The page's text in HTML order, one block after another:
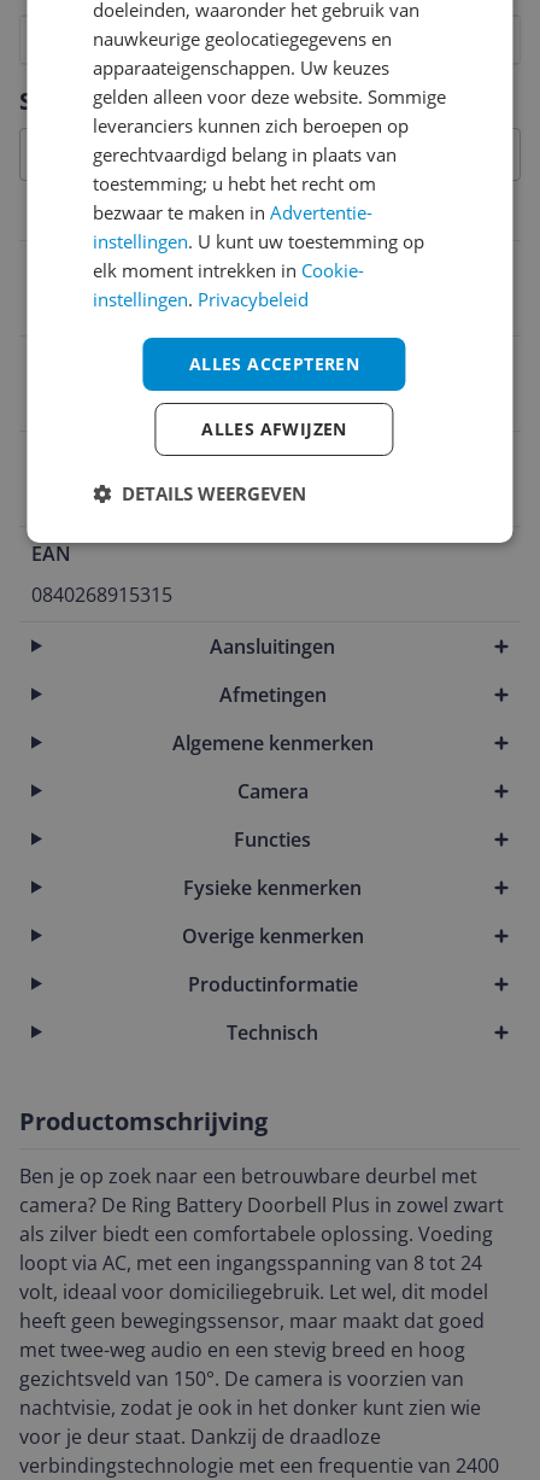
Specificaties
Netwerk
Bluetooth
EAN
0840268915315
Aansluitingen
Afmetingen
Algemene kenmerken
Camera
Functies
Fysieke kenmerken
Overige kenmerken
Productinformatie
Technisch
Productomschrijving
Ben je op zoek naar een betrouwbare deurbel met
camera? De Ring Battery Doorbell Plus in zowel zwart
als zilver biedt een comfortabele oplossing. Voeding
loopt via AC, met een ingangsspanning van 8 tot 24
volt, ideaal voor domiciliegebruik. Let wel, dit model
heeft geen bewegingssensor, maar maakt dat goed
met twee-weg audio en een stevig breed en hoog
gezichtsveld van 150°. De camera is voorzien van
nachtvisie, zodat je ook in het donker kunt zien wie
voor je deur staat. Dankzij de draadloze
verbindingstechnologie met een frequentie van 2400
in mijn situatie, wel wat moeite gehad om de juiste
verbinding tot stand te krijgen.
8
7
6
5
4
3
2
Vraag 1 van 4
doeleinden, waaronder het gebruik van
nauwkeurige geolocatiegegevens en
apparaateigenschappen. Uw keuzes
gelden alleen voor deze website. Sommige
leveranciers kunnen zich beroepen op
gerechtvaardigd belang in plaats van
toestemming; u hebt het recht om
bezwaar te maken inAdvertentie-
instellingen. U kunt uw toestemming op
elk moment intrekken in Cookie-
instellingen. Privacybeleid
ALLES ACCEPTEREN
ALLES AFWIJZEN
DETAILS WEERGEVEN